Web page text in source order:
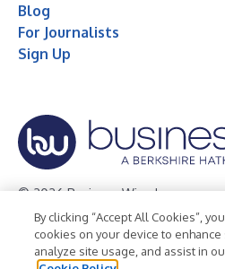
Blog
For Journalists
Sign Up
© 2026 Business Wire, Inc.
Privacy Policy Cookie Policy
Terms of Use
Legal
By clicking “Accept All Cookies”,
cookies on your device to enhance
analyze site usage, and assist in